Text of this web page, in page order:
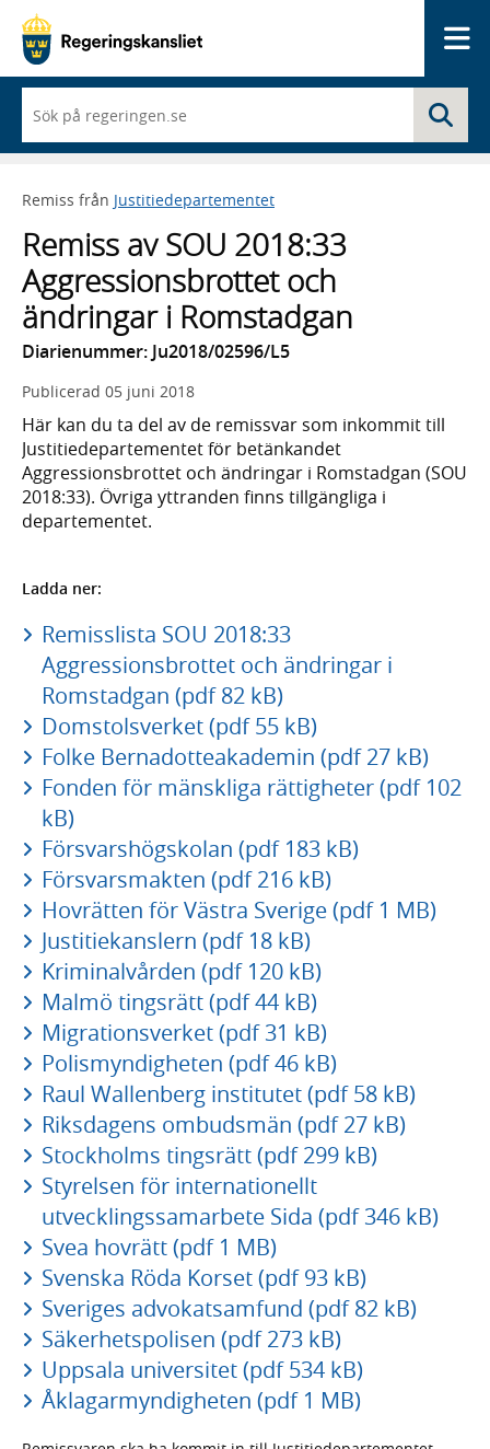
du
börjar
skriva
framträder
lista
med
sökförslag
Remiss från Justitiedepartementet
Remiss av SOU 2018:33
Aggressionsbrottet och
ändringar i Romstadgan
Diarienummer: Ju2018/02596/L5
Publicerad 05 juni 2018
Här kan du ta del av de remissvar som inkommit till
Justitiedepartementet för betänkandet
Aggressionsbrottet och ändringar i Romstadgan (SOU
2018:33). Övriga yttranden finns tillgängliga i
departementet.
Ladda ner:
Remisslista SOU 2018:33
Aggressionsbrottet och ändringar i
Romstadgan (pdf 82 kB)
Domstolsverket (pdf 55 kB)
Folke Bernadotteakademin (pdf 27 kB)
Fonden för mänskliga rättigheter (pdf 102
kB)
Försvarshögskolan (pdf 183 kB)
Försvarsmakten (pdf 216 kB)
Hovrätten för Västra Sverige (pdf 1 MB)
Justitiekanslern (pdf 18 kB)
Kriminalvården (pdf 120 kB)
Malmö tingsrätt (pdf 44 kB)
Migrationsverket (pdf 31 kB)
Polismyndigheten (pdf 46 kB)
Raul Wallenberg institutet (pdf 58 kB)
Riksdagens ombudsmän (pdf 27 kB)
Stockholms tingsrätt (pdf 299 kB)
Styrelsen för internationellt
utvecklingssamarbete Sida (pdf 346 kB)
Svea hovrätt (pdf 1 MB)
Svenska Röda Korset (pdf 93 kB)
Sveriges advokatsamfund (pdf 82 kB)
Säkerhetspolisen (pdf 273 kB)
Uppsala universitet (pdf 534 kB)
Åklagarmyndigheten (pdf 1 MB)